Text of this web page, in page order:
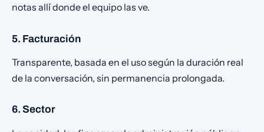
notas allí donde el equipo las ve.
5. Facturación
Transparente, basada en el uso según la duración real
de la conversación, sin permanencia prolongada.
6. Sector